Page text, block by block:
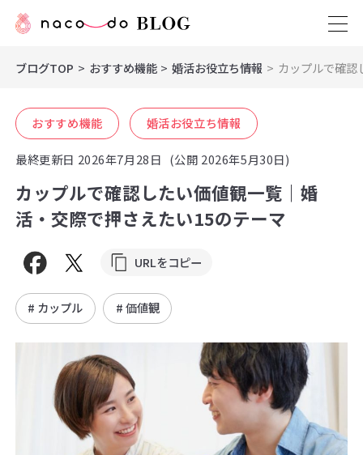
ブログTOP おすすめ機能 婚活お役立ち情報 カップルで確
おすすめ機能 婚活お役立ち情報
最終更新日 2026年7月28日 (公開 2026年5月30日)
カップルで確認したい価値観一覧｜婚
活・交際で押さえたい15のテーマ
URLをコピー
# カップル # 価値観